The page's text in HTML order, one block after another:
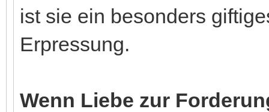
ist sie ein besonders
Erpressung.
Wenn Liebe zur